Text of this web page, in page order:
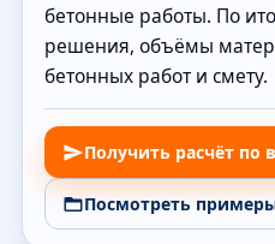
бетонные работы. По
решения, объёмы
бетонных работ и смету.
Получить расчёт по
Посмотреть